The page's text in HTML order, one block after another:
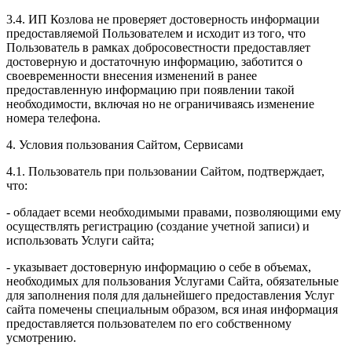
3.4. ИП Козлова не проверяет достоверность информации
предоставляемой Пользователем и исходит из того, что
Пользователь в рамках добросовестности предоставляет
достоверную и достаточную информацию, заботится о
своевременности внесения изменений в ранее
предоставленную информацию при появлении такой
необходимости, включая но не ограничиваясь изменение
номера телефона.
4. Условия пользования Сайтом, Сервисами
4.1. Пользователь при пользовании Сайтом, подтверждает,
что:
- обладает всеми необходимыми правами, позволяющими ему
осуществлять регистрацию (создание учетной записи) и
использовать Услуги сайта;
- указывает достоверную информацию о себе в объемах,
необходимых для пользования Услугами Сайта, обязательные
для заполнения поля для дальнейшего предоставления Услуг
сайта помечены специальным образом, вся иная информация
предоставляется пользователем по его собственному
усмотрению.